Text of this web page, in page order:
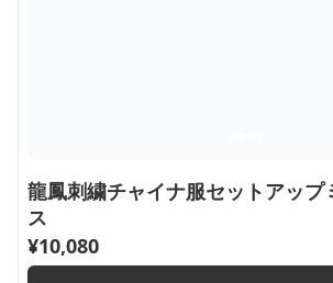
龍鳳刺繍チャイナ服セットアップ
ス
¥10,080